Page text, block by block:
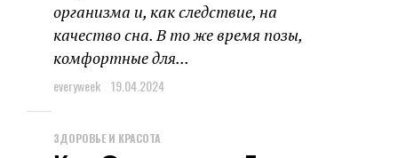
организма и, как следствие, на
качество сна. В то же время позы,
комфортные для...
everyweek 19.04.2024
ЗДОРОВЬЕ И КРАСОТА